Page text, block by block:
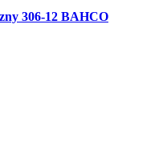
306-12 BAHCO